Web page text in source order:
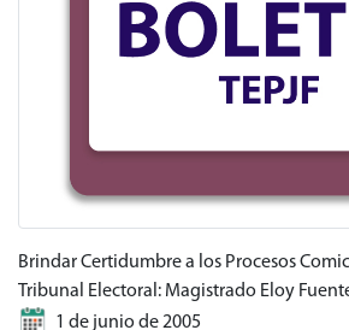
Brindar Certidumbre a los Procesos
Tribunal Electoral: Magistrado Eloy
1 de junio de 2005